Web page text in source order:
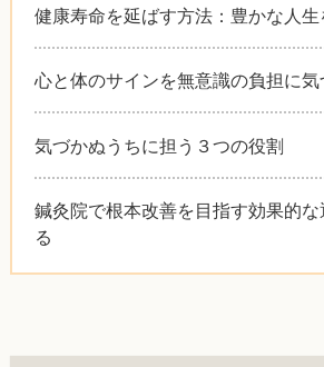
健康寿命を延ばす方法：豊かな人
心と体のサインを無意識の負担に気
気づかぬうちに担う３つの役割
鍼灸院で根本改善を目指す効果的な
る